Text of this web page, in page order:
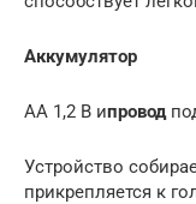
Аккумулятор
AA 1,2 В ипровод
Устройство
прикрепляется к